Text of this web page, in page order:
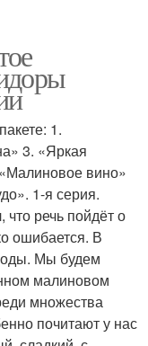
1.
3. «Яркая
вино»
1-я серия.
речь пойдёт о
ошибается. В
Мы будем
малиновом
множества
почитают у нас